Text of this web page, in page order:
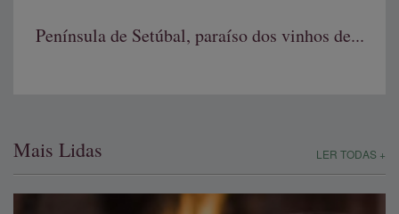
Península de Setúbal, paraíso dos vinhos de...
Mais Lidas LER TODAS +